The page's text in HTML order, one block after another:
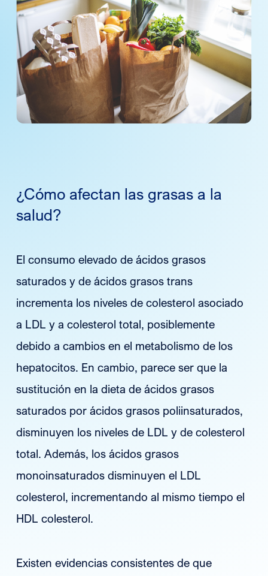
¿Cómo afectan las grasas a la
salud?
El consumo elevado de ácidos grasos
saturados y de ácidos grasos trans
incrementa los niveles de colesterol asociado
a LDL y a colesterol total, posiblemente
debido a cambios en el metabolismo de los
hepatocitos. En cambio, parece ser que la
sustitución en la dieta de ácidos grasos
saturados por ácidos grasos poliinsaturados,
disminuyen los niveles de LDL y de colesterol
total. Además, los ácidos grasos
monoinsaturados disminuyen el LDL
colesterol, incrementando al mismo tiempo el
HDL colesterol.
Existen evidencias consistentes de que